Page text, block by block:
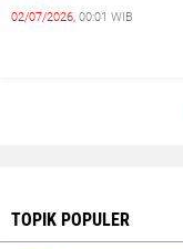
02/07/2026, 00:01 WIB
TOPIK POPULER